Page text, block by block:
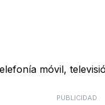
móvil,
PUBLICIDAD